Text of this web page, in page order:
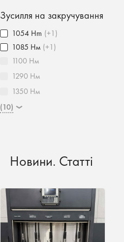
Зусилля на закручування
1054 Hm (+1)
1085 Нм (+1)
1100 Нм
1290 Нм
1350 Нм
(10)
Новини. Статті